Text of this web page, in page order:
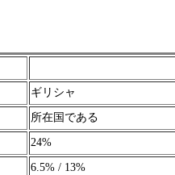
ギリシャ
所在国である
24%
6.5% / 13%